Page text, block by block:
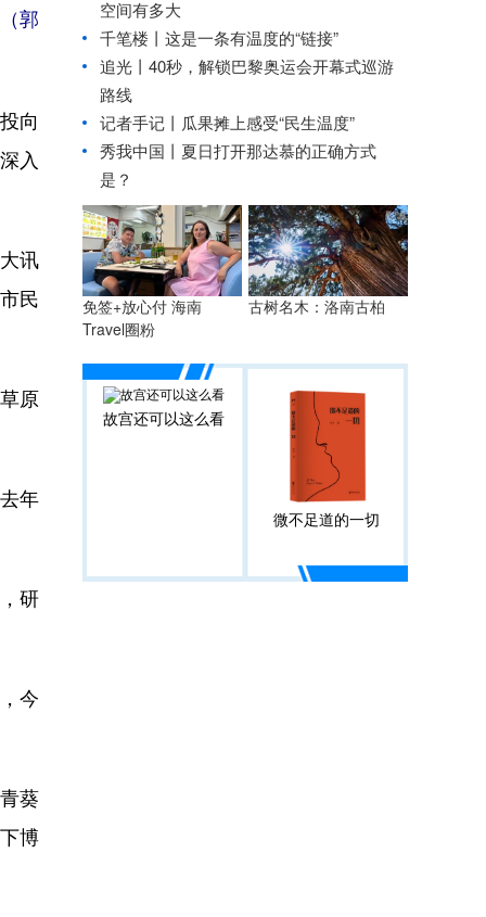
郭
向
入
讯
民
原
年
研
今
葵
博
空间有多大
千笔楼丨这是一条有温度的“链接”
追光丨 40秒，解锁巴黎奥运会开幕式巡游
路线
记者手记丨瓜果摊上感受“民生温度”
秀我中国丨 夏日打开那达慕的正确方式
是？
免签+放心付 海南
Travel圈粉
古树名木：洛南古柏
故宫还可以这么看
微不足道的一切